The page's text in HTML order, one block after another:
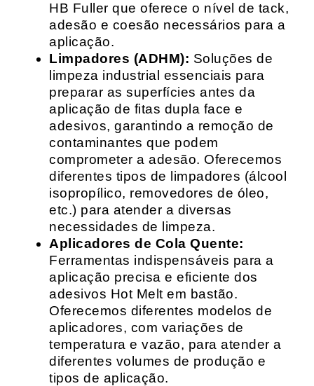
HB Fuller que oferece o nível de tack,
adesão e coesão necessários para a
aplicação.
Limpadores (ADHM): Soluções de
limpeza industrial essenciais para
preparar as superfícies antes da
aplicação de fitas dupla face e
adesivos, garantindo a remoção de
contaminantes que podem
comprometer a adesão. Oferecemos
diferentes tipos de limpadores (álcool
isopropílico, removedores de óleo,
etc.) para atender a diversas
necessidades de limpeza.
Aplicadores de Cola Quente:
Ferramentas indispensáveis para a
aplicação precisa e eficiente dos
adesivos Hot Melt em bastão.
Oferecemos diferentes modelos de
aplicadores, com variações de
temperatura e vazão, para atender a
diferentes volumes de produção e
tipos de aplicação.